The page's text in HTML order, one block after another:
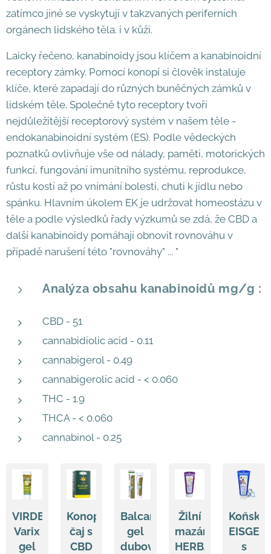
zatímco jiné se vyskytují v takzvaných periferních
orgánech lidského těla. i v kůži.
Laicky řečeno, kanabinoidy jsou klíčem a kanabinoidní
receptory zámky. Pomocí konopí si člověk instaluje
klíče, které zapadají do různých buněčných zámků v
lidském těle. Společně tyto receptory tvoří
nejdůležitější receptorový systém v našem těle -
endokanabinoidní systém (ES). Podle vědeckých
poznatků ovlivňuje vše od nálady, paměti, motorických
funkcí, fungování imunitního systému, reprodukce,
růstu kostí až po vnímání bolesti, chuti k jídlu nebo
spánku. Hlavním úkolem EK je udržovat homeostázu v
těle a podle výsledků řady výzkumů se zdá, že CBD a
další kanabinoidy pomáhají obnovit rovnováhu v
případě narušení této "rovnováhy" ... "
Analýza obsahu kanabinoidů mg/g :
CBD - 51
cannabidiolic acid - 0.11
cannabigerol - 0.49
cannabigerolic acid - < 0.060
THC - 1.9
THCA - < 0.060
cannabinol - 0.25
VIRDE
Varix
gel
Konopný
čaj s
CBD
Balcann
gel
dubová
Žilní
mazání
HERBAVERA
Koňský
EISGEL
s